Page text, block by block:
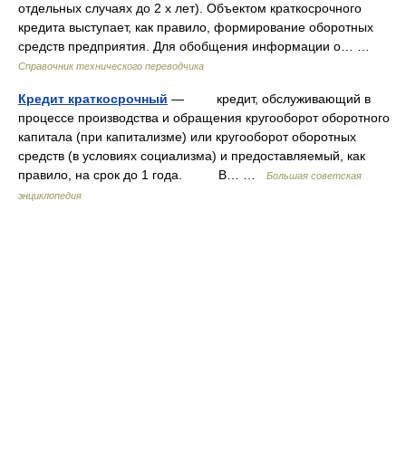
отдельных случаях до 2 х лет). Объектом краткосрочного
кредита выступает, как правило, формирование оборотных
средств предприятия. Для обобщения информации о… …
Справочник технического переводчика
Кредит краткосрочный — кредит, обслуживающий в
процессе производства и обращения кругооборот оборотного
капитала (при капитализме) или кругооборот оборотных
средств (в условиях социализма) и предоставляемый, как
правило, на срок до 1 года. В… …
Большая советская
энциклопедия